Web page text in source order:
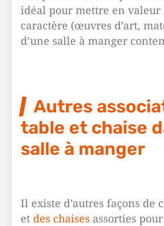
idéal pour mettre en valeur
caractère (œuvres d’art,
d’une salle à manger
Autres
table et chaise
salle à manger
Il existe d’autres façons de
et des chaises assorties